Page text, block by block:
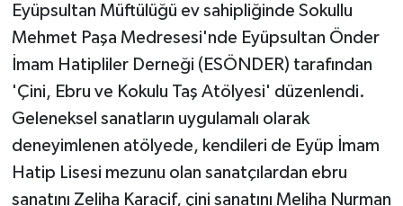
Eyüpsultan Müftülüğü ev sahipliğinde Sokullu
Mehmet Paşa Medresesi'nde Eyüpsultan Önder
İmam Hatipliler Derneği (ESÖNDER) tarafından
'Çini, Ebru ve Kokulu Taş Atölyesi' düzenlendi.
Geleneksel sanatların uygulamalı olarak
deneyimlenen atölyede, kendileri de Eyüp İmam
Hatip Lisesi mezunu olan sanatçılardan ebru
sanatını Zeliha Karacif, çini sanatını Meliha Nurman
İNSAN
İş Dünyası
Jandarma
Kadın
KÜLTÜR SANAT